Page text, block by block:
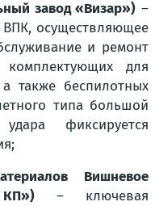
завод «Визар») –
ВПК, осуществляющее
и ремонт
для
также беспилотных
типа большой
фиксируется
Вишневое
КП») – ключевая